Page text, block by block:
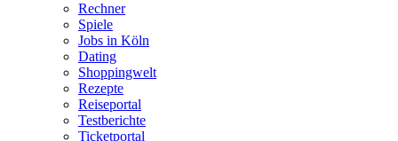
Rechner
Spiele
Jobs in Köln
Dating
Shoppingwelt
Rezepte
Reiseportal
Testberichte
Ticketportal